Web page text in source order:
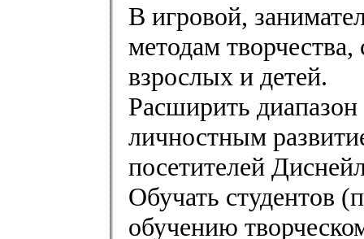
В игровой,
методам
взрослых и детей.
Расширить
личностным
посетителей
Обучать студентов
обучению